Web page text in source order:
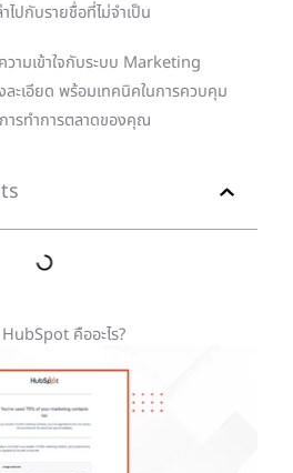
ไปกับรายชื่อที่ไม่จำเป็น
มเข้าใจกับระบบ Marketing
ะเอียด พร้อมเทคนิคในการควบคุม
ารทำการตลาดของคุณ
คืออะไร?